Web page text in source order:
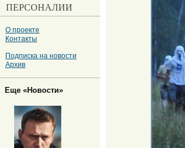
ПЕРСОНАЛИИ
О проекте
Контакты
Подписка на новости
Архив
Еще «Новости»